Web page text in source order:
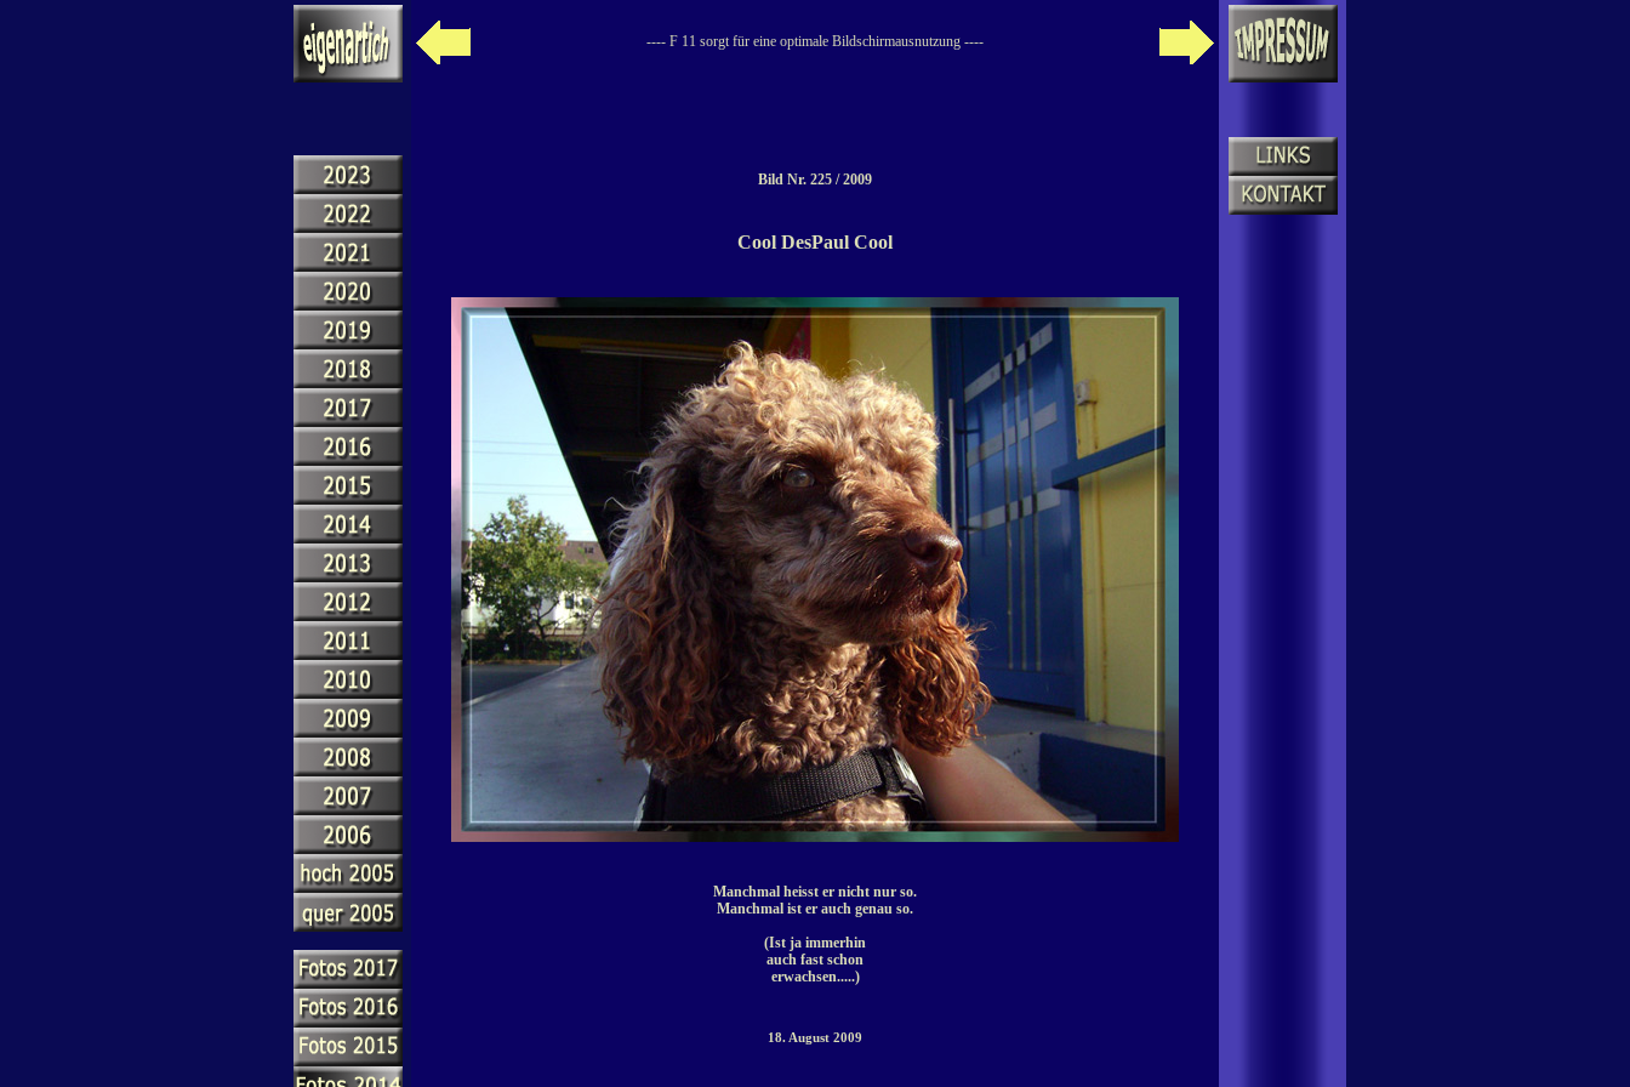
---- F 11 sorgt für eine optimale Bildschirmausnutzung ----
Bild Nr. 225 / 2009
Cool DesPaul Cool
Manchmal heisst er nicht nur so.
Manchmal ist er auch genau so.
(Ist ja immerhin
auch fast schon
erwachsen.....)
18. August 2009